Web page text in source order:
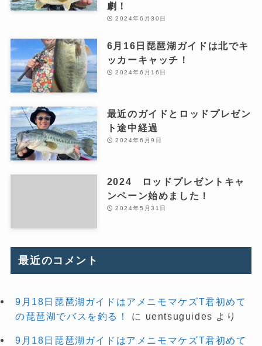
劇！
2024年6月30日
6月16日琵琶湖ガイドは北でキ
ッカーキャッチ！
2024年6月16日
最近のガイドとロッドプレゼン
ト途中経過
2024年6月9日
2024 ロッドプレゼントキャ
ンペーン始めました！
2024年5月31日
最近のコメント
9月18日琵琶湖ガイドはアメニモマケズT君初めて
の琵琶湖でバスを釣る！
に uentsuguides より
9月18日琵琶湖ガイドはアメニモマケズT君初めて